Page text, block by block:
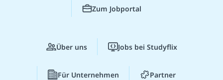
Zum Jobportal
Über uns Jobs bei Studyflix
Für Unternehmen Partner